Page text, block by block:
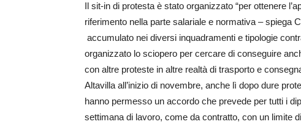
Il sit-in di protesta è stato organizzato “per ottenere
riferimento nella parte salariale e normativa – spiega
accumulato nei diversi inquadramenti e tipologie
organizzato lo sciopero per cercare di conseguire
con altre proteste in altre realtà di trasporto e
Altavilla all’inizio di novembre, anche lì dopo dure
hanno permesso un accordo che prevede per tutti i
settimana di lavoro, come da contratto, con un limite